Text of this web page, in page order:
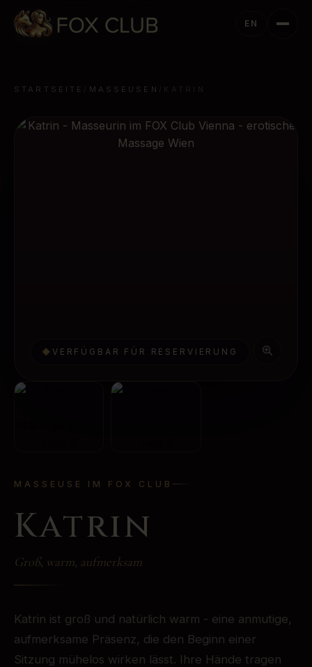
EN
STARTSEITE MASSEUSEN
◆ VERFÜGBAR FÜR RESERVIERUNG
MASSEUSE IM FOX CLUB
Katrin
Groß, warm, aufmerksam
Katrin ist groß und natürlich warm - eine anmutige,
aufmerksame Präsenz, die den Beginn einer
Sitzung mühelos wirken lässt. Ihre Hände tragen